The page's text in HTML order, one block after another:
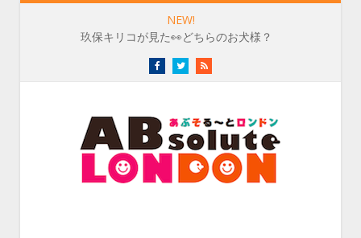
NEW!
玖保キリコが見た👀どちらのお犬様？
FacebookTwitterRSS